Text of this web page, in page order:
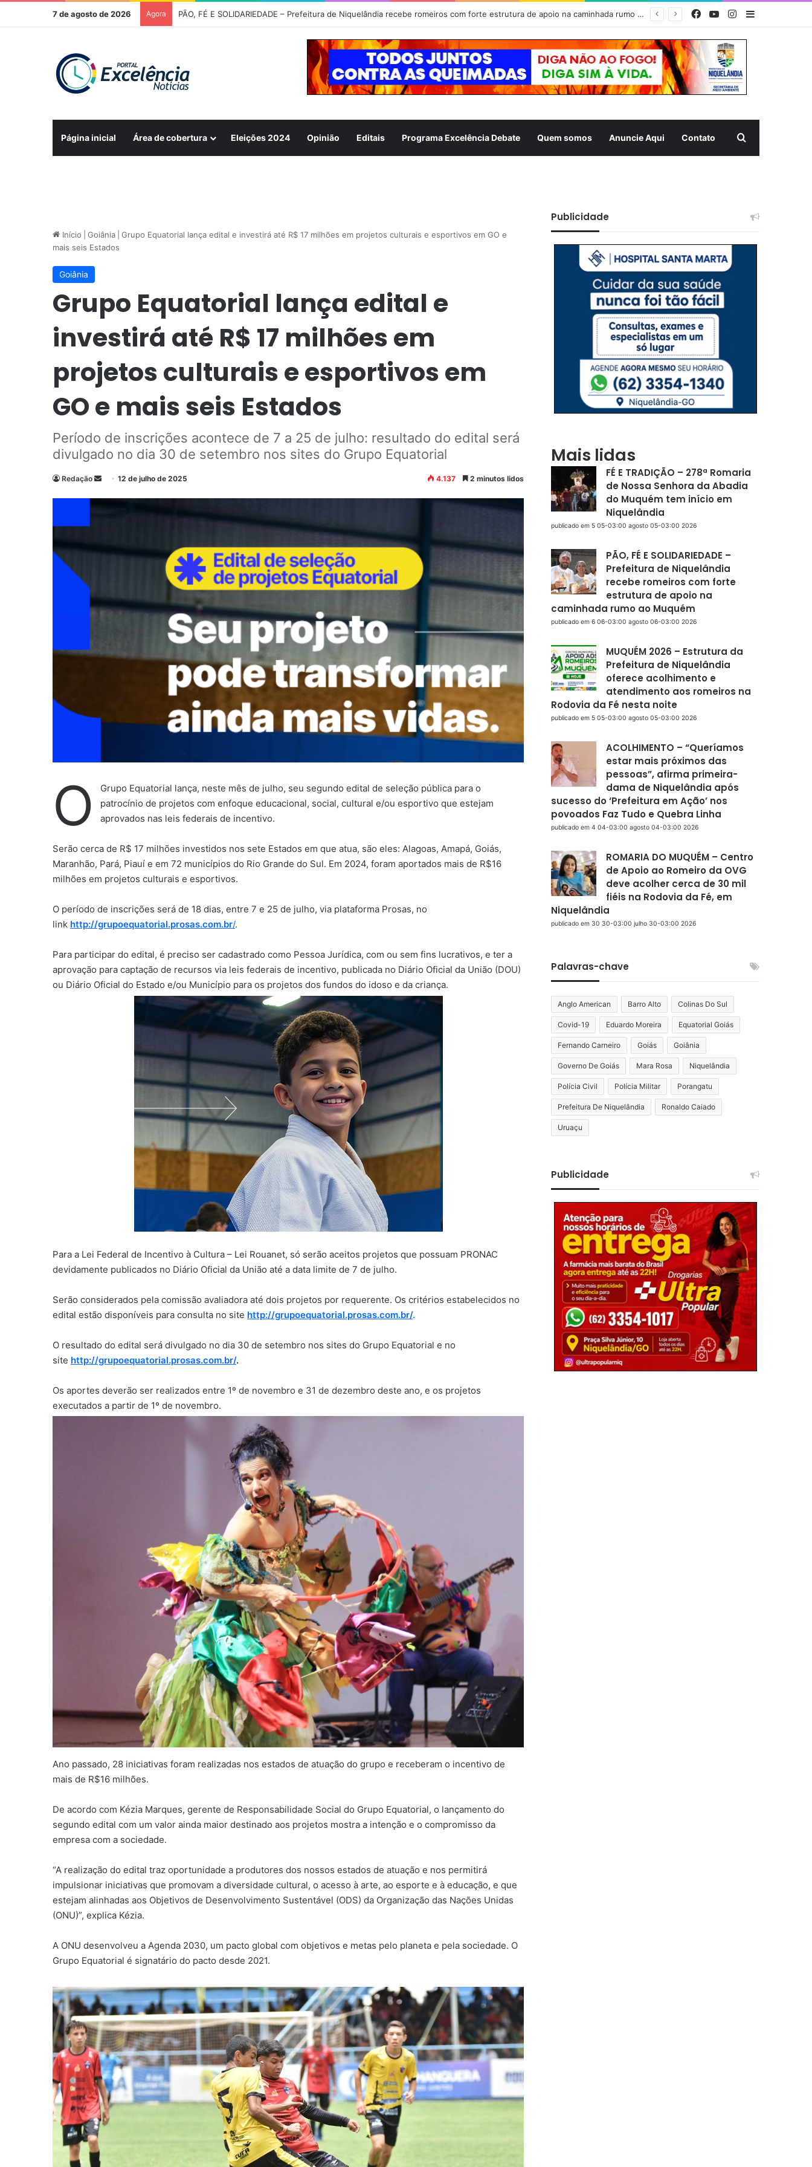
7 de agosto de 2026 Agora FÉ E TRADIÇÃO – 278ª Romaria de Nossa Senhora da Abadia do Muquém tem início em Niquelândia FacebookYouTubeInstagram
Página inicial Área de cobertura Eleições 2024 Opinião Editais Programa Excelência Debate Quem somos Anuncie Aqui Contato
Início Goiânia
Grupo Equatorial lança edital e investirá até R$ 17 milhões em projetos culturais e esportivos em GO e
mais seis Estados
Goiânia
Grupo Equatorial lança edital e
investirá até R$ 17 milhões em
projetos culturais e esportivos em
GO e mais seis Estados
Período de inscrições acontece de 7 a 25 de julho: resultado do edital será
divulgado no dia 30 de setembro nos sites do Grupo Equatorial
Redação
n
m
12 de julho de 2025 4.137 2 minutos lidos
O
Grupo Equatorial lança, neste mês de julho, seu segundo edital de seleção pública para o
patrocínio de projetos com enfoque educacional, social, cultural e/ou esportivo que estejam
aprovados nas leis federais de incentivo.
Serão cerca de R$ 17 milhões investidos nos sete Estados em que atua, são eles: Alagoas, Amapá, Goiás,
Maranhão, Pará, Piauí e em 72 municípios do Rio Grande do Sul. Em 2024, foram aportados mais de R$16
milhões em projetos culturais e esportivos.
O período de inscrições será de 18 dias, entre 7 e 25 de julho, via plataforma Prosas, no
link http://grupoequatorial.prosas.com.br/.
Para participar do edital, é preciso ser cadastrado como Pessoa Jurídica, com ou sem fins lucrativos, e ter a
aprovação para captação de recursos via leis federais de incentivo, publicada no Diário Oficial da União (DOU)
ou Diário Oficial do Estado e/ou Município para os projetos dos fundos do idoso e da criança.
Para a Lei Federal de Incentivo à Cultura – Lei Rouanet, só serão aceitos projetos que possuam PRONAC
devidamente publicados no Diário Oficial da União até a data limite de 7 de julho.
Serão considerados pela comissão avaliadora até dois projetos por requerente. Os critérios estabelecidos no
edital estão disponíveis para consulta no site http://grupoequatorial.prosas.com.br/.
O resultado do edital será divulgado no dia 30 de setembro nos sites do Grupo Equatorial e no
site http://grupoequatorial.prosas.com.br/.
Os aportes deverão ser realizados entre 1º de novembro e 31 de dezembro deste ano, e os projetos
executados a partir de 1º de novembro.
Ano passado, 28 iniciativas foram realizadas nos estados de atuação do grupo e receberam o incentivo de
mais de R$16 milhões.
De acordo com Kézia Marques, gerente de Responsabilidade Social do Grupo Equatorial, o lançamento do
segundo edital com um valor ainda maior destinado aos projetos mostra a intenção e o compromisso da
empresa com a sociedade.
“A realização do edital traz oportunidade a produtores dos nossos estados de atuação e nos permitirá
impulsionar iniciativas que promovam a diversidade cultural, o acesso à arte, ao esporte e à educação, e que
estejam alinhadas aos Objetivos de Desenvolvimento Sustentável (ODS) da Organização das Nações Unidas
(ONU)”, explica Kézia.
A ONU desenvolveu a Agenda 2030, um pacto global com objetivos e metas pelo planeta e pela sociedade. O
Grupo Equatorial é signatário do pacto desde 2021.
Publicidade
Mais lidas
FÉ E TRADIÇÃO – 278ª Romaria
de Nossa Senhora da Abadia
do Muquém tem início em
Niquelândia
publicado em 5 05-03:00 agosto 05-03:00 2026
PÃO, FÉ E SOLIDARIEDADE –
Prefeitura de Niquelândia
recebe romeiros com forte
estrutura de apoio na
caminhada rumo ao Muquém
publicado em 6 06-03:00 agosto 06-03:00 2026
MUQUÉM 2026 – Estrutura da
Prefeitura de Niquelândia
oferece acolhimento e
atendimento aos romeiros na
Rodovia da Fé nesta noite
publicado em 5 05-03:00 agosto 05-03:00 2026
ACOLHIMENTO – “Queríamos
estar mais próximos das
pessoas”, afirma primeira-
dama de Niquelândia após
sucesso do ‘Prefeitura em Ação’ nos
povoados Faz Tudo e Quebra Linha
publicado em 4 04-03:00 agosto 04-03:00 2026
ROMARIA DO MUQUÉM – Centro
de Apoio ao Romeiro da OVG
deve acolher cerca de 30 mil
fiéis na Rodovia da Fé, em
Niquelândia
publicado em 30 30-03:00 julho 30-03:00 2026
Palavras-chave
Anglo American Barro Alto Colinas Do Sul
Covid-19 Eduardo Moreira Equatorial Goiás
Fernando Carneiro Goiás Goiânia
Governo De Goiás Mara Rosa Niquelândia
Polícia Civil Polícia Militar Porangatu
Prefeitura De Niquelândia Ronaldo Caiado
Uruaçu
Publicidade